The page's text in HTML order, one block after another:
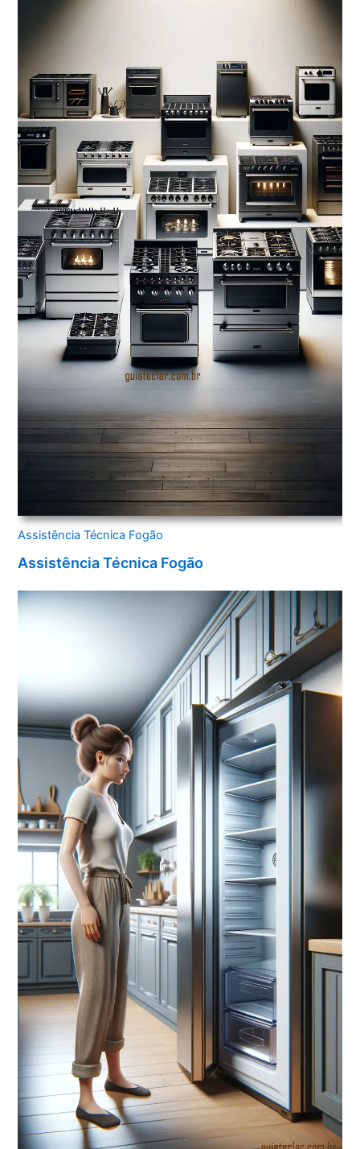
Assistência Técnica Fogão
Assistência Técnica Fogão